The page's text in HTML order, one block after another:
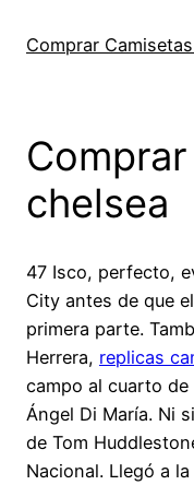
Comprar
chelsea
47 Isco, perfecto,
City antes de que
primera parte.
Herrera, replicas
campo al cuarto
Ángel Di María. Ni
de Tom
Nacional. Llegó a